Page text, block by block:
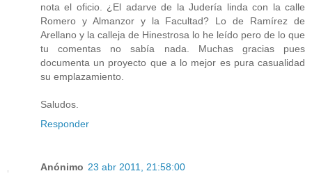
nota el oficio. ¿El adarve de la Judería linda con la calle
Romero y Almanzor y la Facultad? Lo de Ramírez de
Arellano y la calleja de Hinestrosa lo he leído pero de lo que
tu comentas no sabía nada. Muchas gracias pues
documenta un proyecto que a lo mejor es pura casualidad
su emplazamiento.
Saludos.
Responder
Anónimo 23 abr 2011, 21:58:00